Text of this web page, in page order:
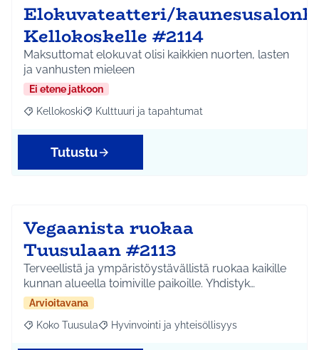
Elokuvateatteri/
Kellokoskelle #2114
Maksuttomat elokuvat olisi kaikkien nuorten, lasten
ja vanhusten mieleen
Ei etene jatkoon
Rajaa tulokset aihepiirin mukaan: Kellokoski
Kellokoski Rajaa tulokset teeman mukaan: Kulttuuri ja
Kulttuuri ja tapahtumat
Tutustu
Vegaanista ruokaa
Tuusulaan #2113
Terveellistä ja ympäristöystävällistä ruokaa kaikille
kunnan alueella toimiville paikoille. Yhdistyk…
Arvioitavana
Rajaa tulokset aihepiirin mukaan: Koko Tuusula
Koko Tuusula Rajaa tulokset teeman mukaan: Hyvinvointi ja
Hyvinvointi ja yhteisöllisyys